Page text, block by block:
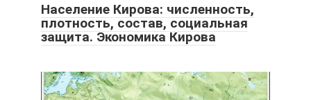
Население Кирова: численность,
плотность, состав, социальная
защита. Экономика Кирова